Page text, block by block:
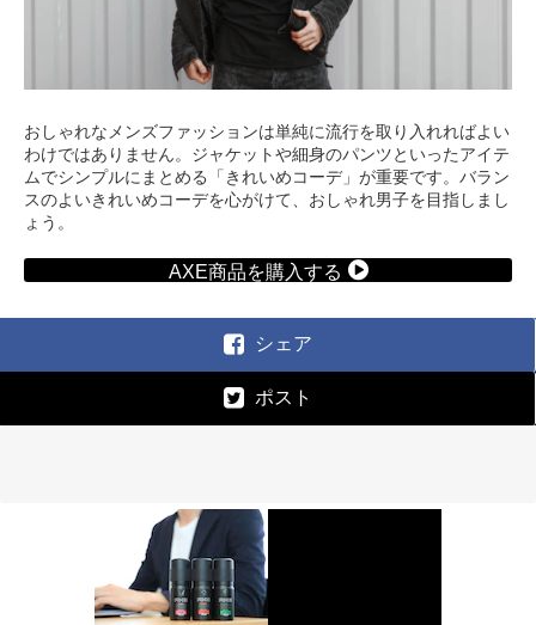
おしゃれなメンズファッションは単純に流行を取り入れればよい
わけではありません。ジャケットや細身のパンツといったアイテ
ムでシンプルにまとめる「きれいめコーデ」が重要です。バラン
スのよいきれいめコーデを心がけて、おしゃれ男子を目指しまし
ょう。
AXE商品を購入する
シェア
ポスト